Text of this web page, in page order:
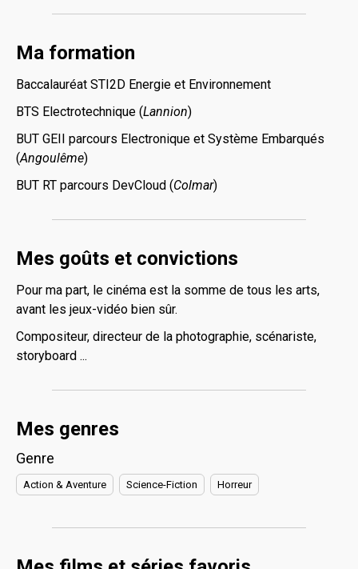
Ma formation
Baccalauréat STI2D Energie et Environnement
BTS Electrotechnique (Lannion)
BUT GEII parcours Electronique et Système Embarqués
(Angoulême)
BUT RT parcours DevCloud (Colmar)
Mes goûts et convictions
Pour ma part, le cinéma est la somme de tous les arts,
avant les jeux-vidéo bien sûr.
Compositeur, directeur de la photographie, scénariste,
storyboard ...
Mes genres
Genre
Action & Aventure Science-Fiction Horreur